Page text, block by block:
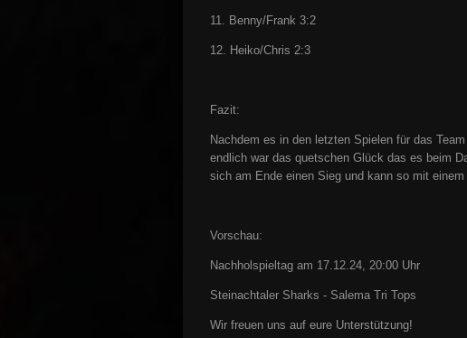
11. Benny/Frank 3:2
12. Heiko/Chris 2:3
Fazit:
Nachdem es in den letzten Spielen für das
endlich war das quetschen Glück das es beim
sich am Ende einen Sieg und kann so mit
Vorschau:
Nachholspieltag am 17.12.24, 20:00 Uhr
Steinachtaler Sharks - Salema Tri Tops
Wir freuen uns auf eure Unterstützung!